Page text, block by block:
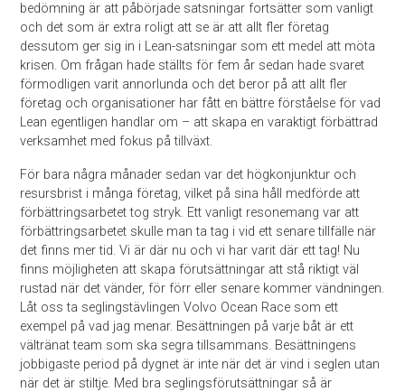
bedömning är att påbörjade satsningar fortsätter som vanligt
och det som är extra roligt att se är att allt fler företag
dessutom ger sig in i Lean-satsningar som ett medel att möta
krisen. Om frågan hade ställts för fem år sedan hade svaret
förmodligen varit annorlunda och det beror på att allt fler
företag och organisationer har fått en bättre förståelse för vad
Lean egentligen handlar om – att skapa en varaktigt förbättrad
verksamhet med fokus på tillväxt.
För bara några månader sedan var det högkonjunktur och
resursbrist i många företag, vilket på sina håll medförde att
förbättringsarbetet tog stryk. Ett vanligt resonemang var att
förbättringsarbetet skulle man ta tag i vid ett senare tillfälle när
det finns mer tid. Vi är där nu och vi har varit där ett tag! Nu
finns möjligheten att skapa förutsättningar att stå riktigt väl
rustad när det vänder, för förr eller senare kommer vändningen.
Låt oss ta seglingstävlingen Volvo Ocean Race som ett
exempel på vad jag menar. Besättningen på varje båt är ett
vältränat team som ska segra tillsammans. Besättningens
jobbigaste period på dygnet är inte när det är vind i seglen utan
när det är stiltje. Med bra seglingsförutsättningar så är